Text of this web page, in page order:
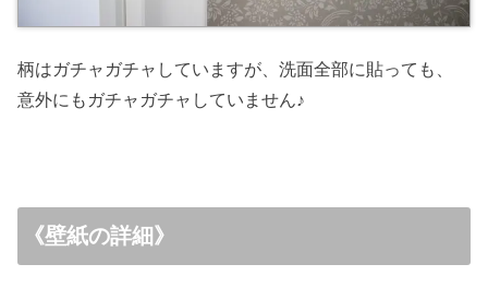
柄はガチャガチャしていますが、洗面全部に貼っても、
意外にもガチャガチャしていません♪
《壁紙の詳細》